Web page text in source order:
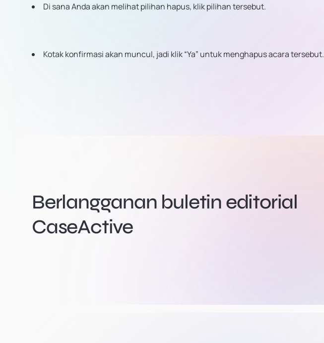
Di sana Anda akan melihat pilihan hapus, klik pilihan tersebut.
Kotak konfirmasi akan muncul, jadi klik “Ya” untuk menghapus acara tersebut.
Berlangganan buletin editorial
CaseActive